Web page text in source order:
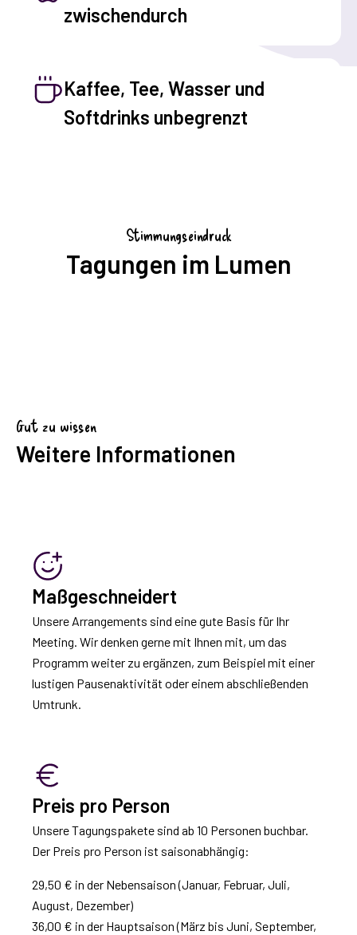
zwischendurch
Kaffee, Tee, Wasser und
Softdrinks unbegrenzt
Stimmungseindruck
Tagungen im Lumen
Gut zu wissen
Weitere Informationen
Maßgeschneidert
Unsere Arrangements sind eine gute Basis für Ihr
Meeting. Wir denken gerne mit Ihnen mit, um das
Programm weiter zu ergänzen, zum Beispiel mit einer
lustigen Pausenaktivität oder einem abschließenden
Umtrunk.
Preis pro Person
Unsere Tagungspakete sind ab 10 Personen buchbar.
Der Preis pro Person ist saisonabhängig:
29,50 € in der Nebensaison (Januar, Februar, Juli,
August, Dezember)
36,00 € in der Hauptsaison (März bis Juni, September,